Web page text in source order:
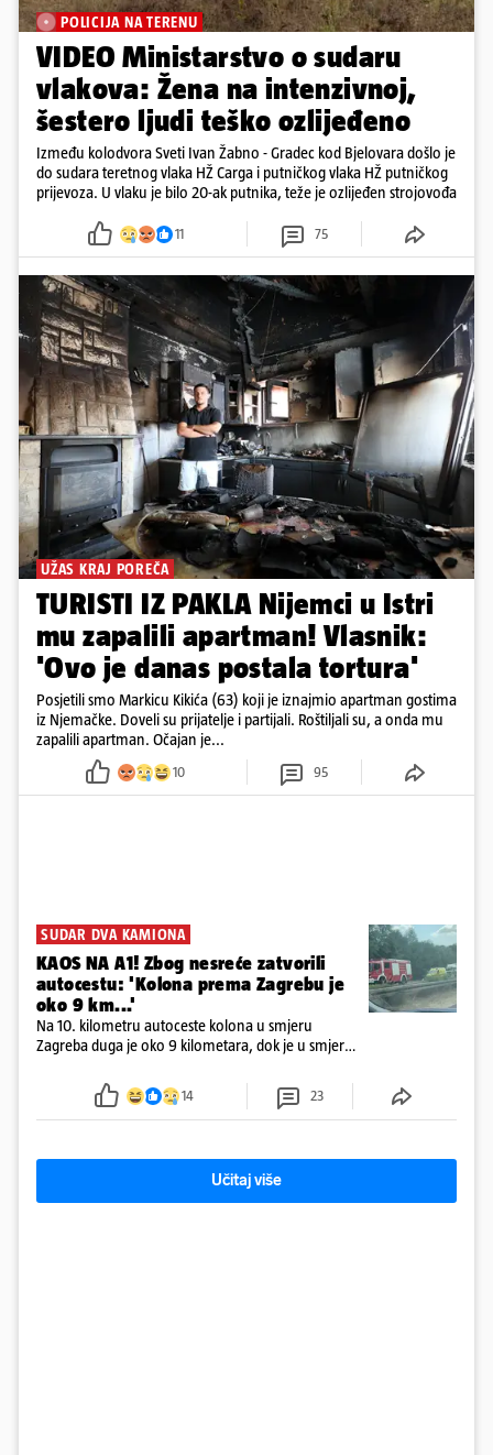
POLICIJA NA TERENU
VIDEO Ministarstvo o sudaru
vlakova: Žena na intenzivnoj,
šestero ljudi teško ozlijeđeno
Između kolodvora Sveti Ivan Žabno - Gradec kod Bjelovara došlo je
do sudara teretnog vlaka HŽ Carga i putničkog vlaka HŽ putničkog
prijevoza. U vlaku je bilo 20-ak putnika, teže je ozlijeđen strojovođa
11 75
UŽAS KRAJ POREČA
TURISTI IZ PAKLA Nijemci u Istri
mu zapalili apartman! Vlasnik:
'Ovo je danas postala tortura'
Posjetili smo Markicu Kikića (63) koji je iznajmio apartman gostima
iz Njemačke. Doveli su prijatelje i partijali. Roštiljali su, a onda mu
zapalili apartman. Očajan je...
10 95
SUDAR DVA KAMIONA
KAOS NA A1! Zbog nesreće zatvorili
autocestu: 'Kolona prema Zagrebu je
oko 9 km...'
Na 10. kilometru autoceste kolona u smjeru
Zagreba duga je oko 9 kilometara, dok je u smjeru
14 23
Učitaj više